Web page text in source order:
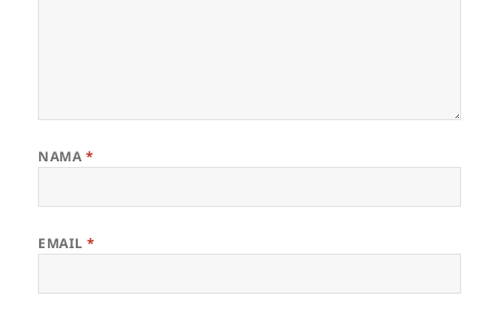
NAMA *
EMAIL*